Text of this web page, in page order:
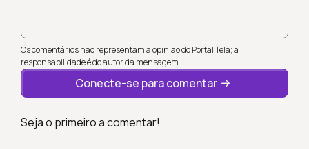
Os comentários não representam a opinião do Portal Tela; a
responsabilidade é do autor da mensagem.
Conecte-se para comentar
Seja o primeiro a comentar!